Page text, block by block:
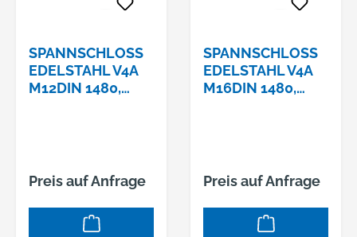
SPANNSCHLOSS E
DELSTAHL V4A M
12DIN 1480, R
Preis auf Anfrage
SPANNSCHLOSS E
DELSTAHL V4A M
16DIN 1480, R
Preis auf Anfrage